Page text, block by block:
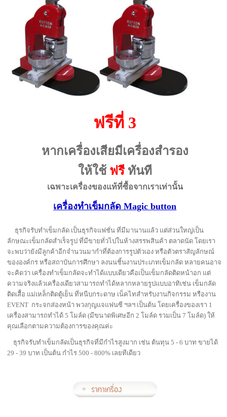
ฟรีที่ 3
หากเครื่องเสียมีเครื่องสำรอง
ให้ใช้ ฟรีทันที
เฉพาะเครื่องของแท้ที่ซื้อจากเราเท่านั้น
เครื่องทำเข็มกลัด Magic button
ธุรกิจรับทำเข็มกลัด เป็นธุรกิจแฟชั่น ที่มีมานานแล้ว แต่ส่วนใหญ่เป็น
ลักษณะเข็มกลัดสำเร็จรูป ที่มีขายทั่วไปในห้างสรรพสินค้า ตลาดนัด โดยเรา
จะพบว่ายังมีลูกค้าอีกจำนวนมากำที่ต้องการรูปตัวเอง หรือตัวตราสัญลักษณ์
ขององค์กร หรือสถาบันการศึกษา ลงนนชิ้นงานประเภทเข็มกลัด หลายคนอาจ
จะคิดว่า เครื่องทำเข็มกลัดจะทำได้แบบเดียวคือเป็นเข็มกลัดติดหน้าอก แต่
ความจริงแล้วเครื่องเดียวสามารถทำได้หลากหลายรูปแบบอาทิเช่น เข็มกลัด
ติดเสื้อ แม่เหล็กติดตู้เย็น ที่หนีบกระดาษ เน็คไทสำหรับงานกิจกรรม หรืองาน
EVENT กระจกส่องหน้า พวงกุญแจแฟนซี ฯลฯ เป็นต้น โดยเครื่องของเรา 1
เครื่องสามารถทำได้ 5 โมล์ด (มีขนาดพิเศษอีก 2 โมล์ด รวมเป็น 7 โมล์ด) ให้
คุณเลือกตามความต้องการของคุณค่ะ
ธุรกิจรับทำเข็มกลัดเป็นธุรกิจที่มีกำไรสูงมาก เช่น ต้นทุน 5 - 6 บาท ขายได้
29 - 39 บาท เป็นต้น กำไร 500 - 800% เลยทีเดียว